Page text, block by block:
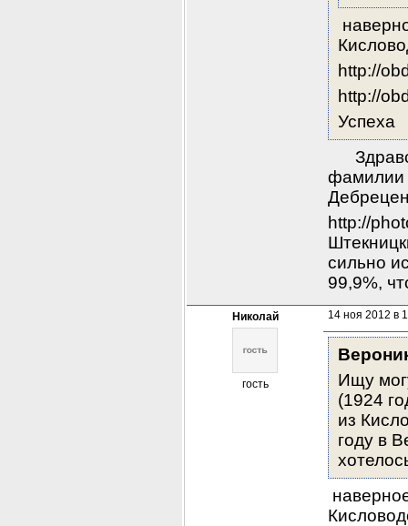
http://
http://
Успеха
фамилии
http://
сильно
99,9%,
Николай
гость
14 ноя 2012 в
Ищу
(1924
из
году в